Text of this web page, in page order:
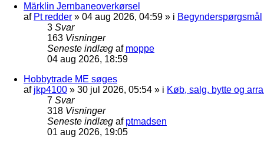
Märklin Jernbaneoverkørsel
af Pt redder » 04 aug 2026, 04:59 » i Begynderspørgsmål
3 Svar
163 Visninger
Seneste indlæg af moppe
04 aug 2026, 18:59
Hobbytrade ME søges
af jkp4100 » 30 jul 2026, 05:54 » i Køb, salg, bytte og
7 Svar
318 Visninger
Seneste indlæg af ptmadsen
01 aug 2026, 19:05